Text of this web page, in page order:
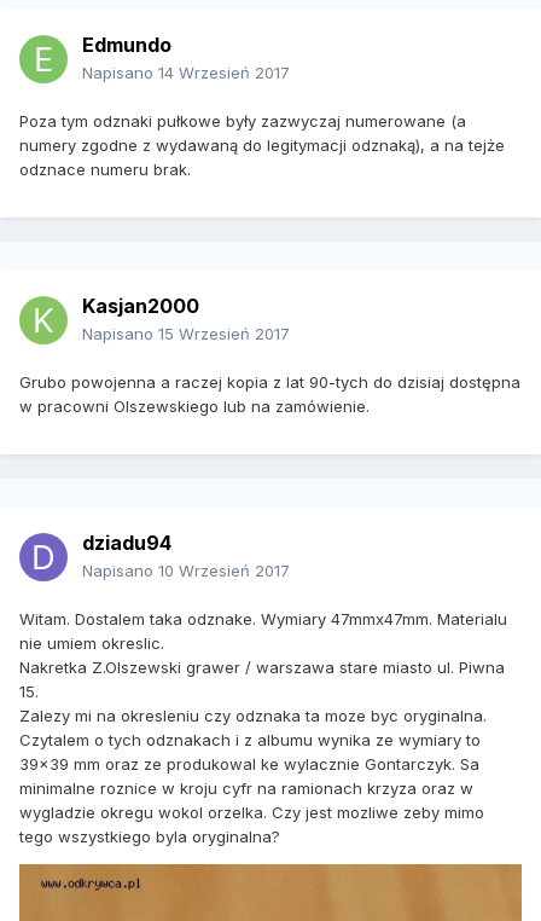
Edmundo
Napisano 14 Wrzesień 2017
Poza tym odznaki pułkowe były zazwyczaj numerowane (a
numery zgodne z wydawaną do legitymacji odznaką), a na tejże
odznace numeru brak.
Kasjan2000
Napisano 15 Wrzesień 2017
Grubo powojenna a raczej kopia z lat 90-tych do dzisiaj dostępna
w pracowni Olszewskiego lub na zamówienie.
dziadu94
Napisano 10 Wrzesień 2017
Witam. Dostalem taka odznake. Wymiary 47mmx47mm. Materialu
nie umiem okreslic.
Nakretka Z.Olszewski grawer / warszawa stare miasto ul. Piwna
15.
Zalezy mi na okresleniu czy odznaka ta moze byc oryginalna.
Czytalem o tych odznakach i z albumu wynika ze wymiary to
39x39 mm oraz ze produkowal ke wylacznie Gontarczyk. Sa
minimalne roznice w kroju cyfr na ramionach krzyza oraz w
wygladzie okregu wokol orzelka. Czy jest mozliwe zeby mimo
tego wszystkiego byla oryginalna?